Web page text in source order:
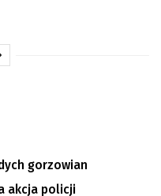
gorzowian
akcja policji